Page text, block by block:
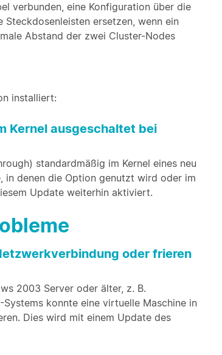
verbunden, eine Konfiguration über die
Steckdosenleisten ersetzen, wenn ein
Abstand der zwei Cluster-Nodes
installiert:
Kernel ausgeschaltet bei
standardmäßig im Kernel eines neu
in denen die Option genutzt wird oder im
Update weiterhin aktiviert.
oder frieren
2003 Server oder älter, z. B.
konnte eine virtuelle Maschine in
Dies wird mit einem Update des